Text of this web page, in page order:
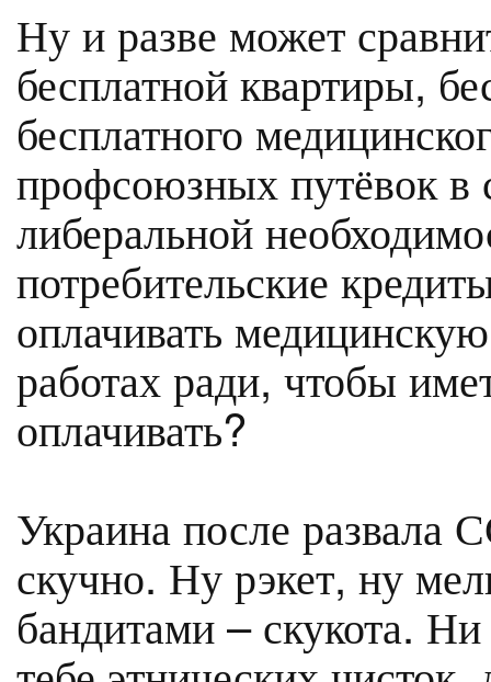
Ну и разве может
бесплатной квартиры,
бесплатного
профсоюзных путёвок в
либеральной
потребительские
оплачивать
работах ради, чтобы
оплачивать?
Украина после развала
скучно. Ну рэкет, ну
бандитами – скукота.